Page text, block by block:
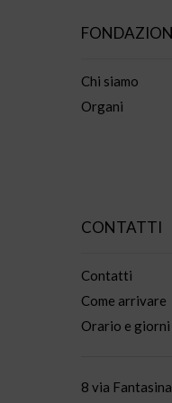
Chi siamo
Organi
CONTATTI
Contatti
Come arrivare
Orario e
8 via Fantasina